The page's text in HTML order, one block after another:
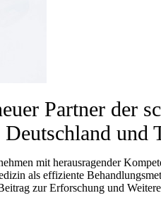
Partner der
und
mit herausragender
als effiziente
zur Erforschung und